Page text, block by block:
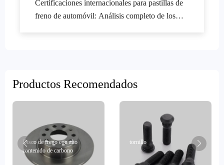
Certificaciones internacionales para pastillas de
freno de automóvil: Análisis completo de los
Productos Recomendados
Disco de freno con alto
contenido de carbono
tornillo